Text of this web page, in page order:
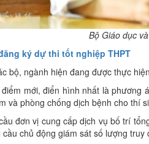
Bộ Giáo dục
ký dự thi tốt nghiệp THPT
bộ, ngành hiện đang được thực
mới, điển hình nhất là
và phòng chống dịch bệnh cho thí
đơn vị cung cấp dịch vụ bố trí
cầu chủ động giám sát số lượng